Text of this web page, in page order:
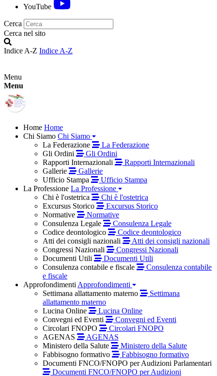
YouTube
Cerca
Cerca nel sito
Indice A-Z Indice A-Z
Menu
Menu
Home Home
Chi Siamo Chi Siamo
La Federazione
La Federazione
Gli Ordini
Gli Ordini
Rapporti Internazionali
Rapporti Internazionali
Gallerie
Gallerie
Ufficio Stampa
Ufficio Stampa
La Professione La Professione
Chi è l'ostetrica
Chi è l'ostetrica
Excursus Storico
Excursus Storico
Normative
Normative
Consulenza Legale
Consulenza Legale
Codice deontologico
Codice deontologico
Atti dei consigli nazionali
Atti dei consigli nazionali
Congressi Nazionali
Congressi Nazionali
Documenti Utili
Documenti Utili
Consulenza contabile e fiscale
Consulenza contabile
e fiscale
Approfondimenti Approfondimenti
Settimana allattamento materno
Settimana
allattamento materno
Lucina Online
Lucina Online
Convegni ed Eventi
Convegni ed Eventi
Circolari FNOPO
Circolari FNOPO
AGENAS
AGENAS
Ministero della Salute
Ministero della Salute
Fabbisogno formativo
Fabbisogno formativo
Documenti FNCO/FNOPO per Audizioni Parlamentari
Documenti FNCO/FNOPO per Audizioni